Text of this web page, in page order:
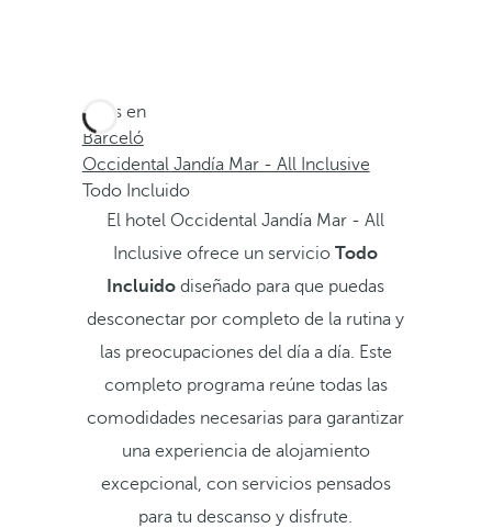
Estás en
Barceló
Occidental Jandía Mar - All Inclusive
Todo Incluido
El hotel Occidental Jandía Mar - All
Inclusive ofrece un servicioTodo
Incluido diseñado para que puedas
desconectar por completo de la rutina y
las preocupaciones del día a día. Este
completo programa reúne todas las
comodidades necesarias para garantizar
una experiencia de alojamiento
excepcional, con servicios pensados
para tu descanso y disfrute.